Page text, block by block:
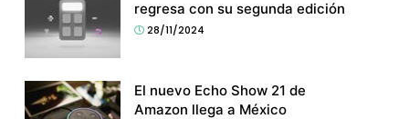
regresa con su segunda edición
28/11/2024
El nuevo Echo Show 21 de
Amazon llega a México